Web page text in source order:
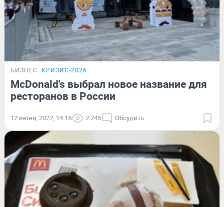
БИЗНЕС КРИЗИС-2026
McDonald's выбрал новое название для
ресторанов в России
12 июня, 2022, 14:15 2 245 Обсудить